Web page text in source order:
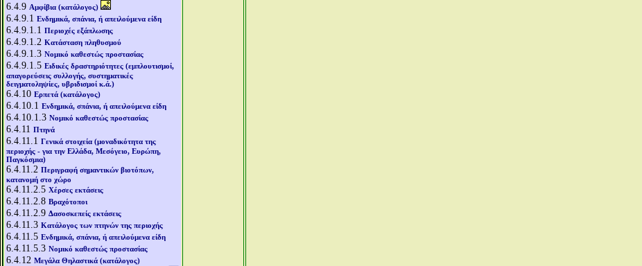
6.4.9 Αμφίβια (κατάλογος)
6.4.9.1 Ενδημικά, σπάνια, ή απειλούμενα είδη
6.4.9.1.1 Περιοχές εξάπλωσης
6.4.9.1.2 Κατάσταση πληθυσμού
6.4.9.1.3 Νομικό καθεστώς προστασίας
6.4.9.1.5 Ειδικές δραστηριότητες (εμπλουτισμοί,
απαγορεύσεις συλλογής, συστηματικές
δειγματοληψίες, υβριδισμοί κ.ά.)
6.4.10 Ερπετά (κατάλογος)
6.4.10.1 Ενδημικά, σπάνια, ή απειλούμενα είδη
6.4.10.1.3 Νομικό καθεστώς προστασίας
6.4.11 Πτηνά
6.4.11.1 Γενικά στοιχεία (μοναδικότητα της
περιοχής - για την Ελλάδα, Μεσόγειο, Ευρώπη,
Παγκόσμια)
6.4.11.2 Περιγραφή σημαντικών βιοτόπων,
κατανομή στο χώρο
6.4.11.2.5 Χέρσες εκτάσεις
6.4.11.2.8 Βραχότοποι
6.4.11.2.9 Δασοσκεπείς εκτάσεις
6.4.11.3 Κατάλογος των πτηνών της περιοχής
6.4.11.5 Ενδημικά, σπάνια, ή απειλούμενα είδη
6.4.11.5.3 Νομικό καθεστώς προστασίας
6.4.12 Μεγάλα Θηλαστικά (κατάλογος)